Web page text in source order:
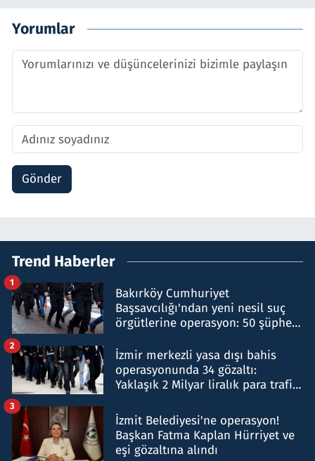
Yorumlar
Gönder
Trend Haberler
Bakırköy Cumhuriyet
Başsavcılığı'ndan yeni nesil suç
örgütlerine operasyon: 50 şüpheli
1
İzmir merkezli yasa dışı bahis
operasyonunda 34 gözaltı:
Yaklaşık 2 Milyar liralık para trafiği
2
İzmit Belediyesi'ne operasyon!
Başkan Fatma Kaplan Hürriyet ve
eşi gözaltına alındı
3